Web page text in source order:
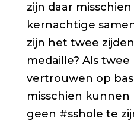
zijn daar
kernachtige
zijn het twee
medaille? Als twee
vertrouwen op
misschien
geen #sshole te